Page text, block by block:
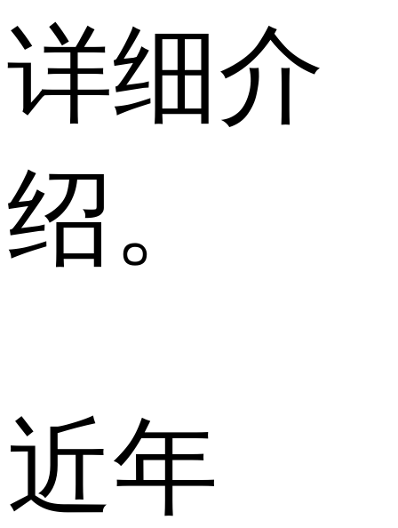
详细介
绍。
近年